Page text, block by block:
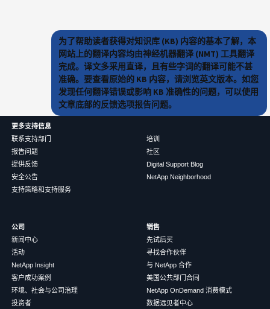
为了帮助读者获得对知识库 (KB) 内容的基本了解，本
网站上的翻译内容均由神经机器翻译 (NMT) 工具翻译
完成。译文多采用直译，且有些字词的翻译可能不甚
准确。要查看原始的 KB 内容，请浏览英文版本。如您
发现任何翻译错误或影响 KB 准确性的问题，可以使用
文章底部的反馈选项报告问题。
更多支持信息
联系支持部门
报告问题
提供反馈
安全公告
支持策略和支持服务
培训
社区
Digital Support Blog
NetApp Neighborhood
公司
新闻中心
活动
NetApp Insight
客户成功案例
环境、社会与公司治理
投资者
销售
先试后买
寻找合作伙伴
与 NetApp 合作
美国公共部门合同
NetApp OnDemand 消费模式
数据远见者中心